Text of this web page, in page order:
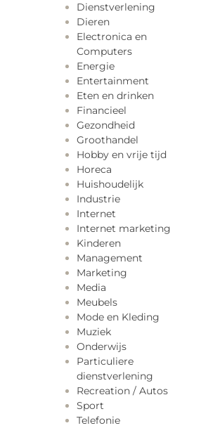
Dienstverlening
Dieren
Electronica en
Computers
Energie
Entertainment
Eten en drinken
Financieel
Gezondheid
Groothandel
Hobby en vrije tijd
Horeca
Huishoudelijk
Industrie
Internet
Internet marketing
Kinderen
Management
Marketing
Media
Meubels
Mode en Kleding
Muziek
Onderwijs
Particuliere
dienstverlening
Recreation / Autos
Sport
Telefonie